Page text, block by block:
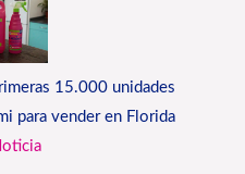
15.000 unidades
para vender en Florida